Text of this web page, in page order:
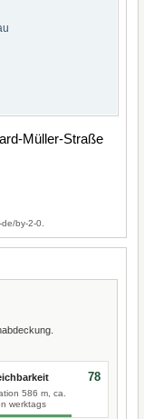
Müller-Straße
by-2-0.
586 m, ca.
werktags
78